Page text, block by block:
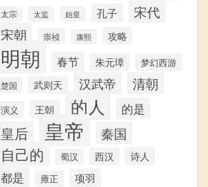
太宗 太监 始皇 孔子 宋代
宋朝 崇祯 康熙 攻略
明朝 春节 朱元璋 梦幻西游
楚国 武则天 汉武帝 清朝
演义 王朝 的人 的是
皇后 皇帝 秦国
自己的 蜀汉 西汉 诗人
都是 雍正 项羽